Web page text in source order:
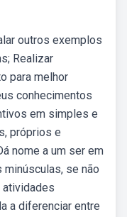
outros exemplos
Realizar
para melhor
conhecimentos
em simples e
próprios e
nome a um ser em
se não
a diferenciar entre